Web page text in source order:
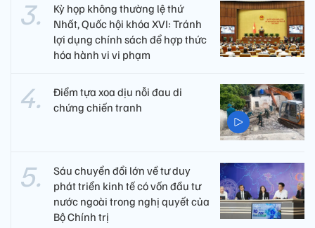
Kỳ họp không thường lệ thứ
Nhất, Quốc hội khóa XVI: Tránh
lợi dụng chính sách để hợp thức
hóa hành vi vi phạm
Điểm tựa xoa dịu nỗi đau di
chứng chiến tranh
Sáu chuyển đổi lớn về tư duy
phát triển kinh tế có vốn đầu tư
nước ngoài trong nghị quyết của
Bộ Chính trị